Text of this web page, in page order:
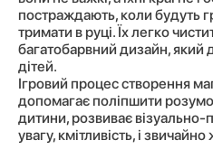
постраждають, коли будуть
тримати в руці. Їх легко
багатобарвний дизайн,
дітей.
Ігровий процес створення
допомагає поліпшити
дитини, розвиває
увагу, кмітливість, і